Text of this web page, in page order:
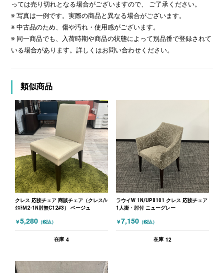
っては売り切れとなる場合がございますので、 ご了承ください。
※ 写真は一例です。実際の商品と異なる場合がございます。
※ 中古品のため、傷や汚れ・使用感がございます。
※ 同一商品でも、入荷時期や商品の状態によって別品番で登録されて
いる場合があります。詳しくはお問い合わせください。
類似商品
クレス 応接チェア 商談チェア（クレス/ﾚ
ｸｽﾄM2-1N肘無C12#3） ベージュ
￥5,280 （税込）
在庫 4
ラウイW 1N/UP8101 クレス 応接チェア
1人掛・肘付 ニューグレー
￥7,150 （税込）
在庫 12